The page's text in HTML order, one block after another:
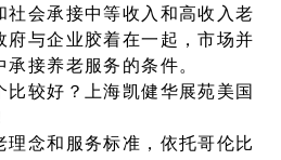
社会承接中等收入和高收入老
府与企业胶着在一起，市场并
接养老服务的条件。
较好？上海凯健华展苑美国
理念和服务标准，依托哥伦比